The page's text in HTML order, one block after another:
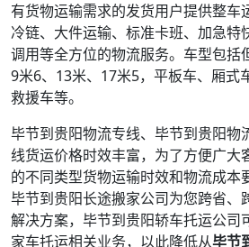
有货物运输需求的发货用户提供整车
冷链、大件运输、标准卡班、加急特
调用等全方位的物流服务。车型包括
9米6、13米、17米5，平板车、厢式
救援车等。
毕节到贵阳物流专线、毕节到贵阳物
线货运价格时效丰富，为了方便广大
的不同类型货物运输时效和物流成本
毕节到贵阳长途搬家公司为您跨省、
解决方案，毕节到贵阳轿车托运公司
家车托运相关业务，以此降低从毕节